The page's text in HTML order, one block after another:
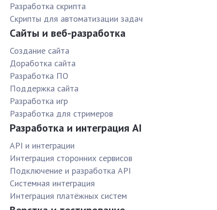
Разработка скрипта
Скрипты для автоматизации задач
Сайты и веб-разработка
Создание сайта
Доработка сайта
Разработка ПО
Поддержка сайта
Разработка игр
Разработка для стримеров
Разработка и интеграция AI
API и интеграции
Интеграция сторонних сервисов
Подключение и разработка API
Системная интеграция
Интеграция платёжных систем